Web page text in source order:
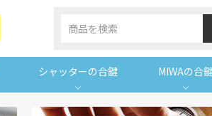
シャッターの合鍵 MIWAの合